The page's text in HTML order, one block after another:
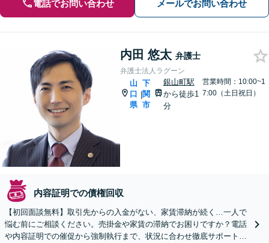
電話でお問い合わせ メールでお問い合わせ
内田 悠太 弁護士
弁護士法人ラグーン
山
口
県
|
下
関
市
銀山町駅
から徒歩1
分
営業時間：10:00~1
7:00（土日祝日）
内容証明での債権回収
【初回面談無料】取引先からの入金がない、家賃滞納が続く…一人で
悩む前にご相談ください。売掛金や家賃の滞納でお困りですか？電話
や内容証明での催促から強制執行まで、状況に合わせ徹底サポート